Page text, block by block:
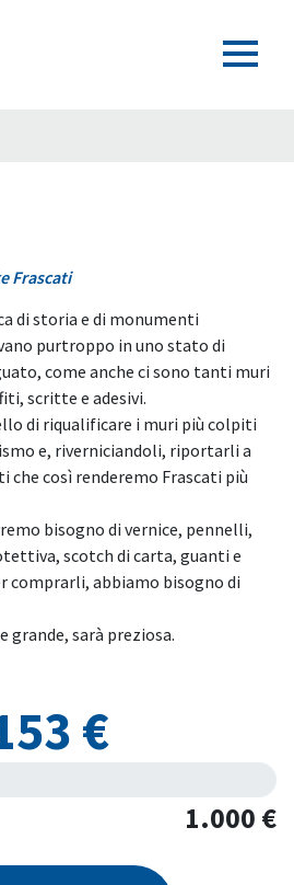
Frascati
di storia e di monumenti
purtroppo in uno stato di
come anche ci sono tanti muri
scritte e adesivi.
di riqualificare i muri più colpiti
e, riverniciandoli, riportarli a
che così renderemo Frascati più
bisogno di vernice, pennelli,
scotch di carta, guanti e
comprarli, abbiamo bisogno di
grande, sarà preziosa.
€
1.000 €